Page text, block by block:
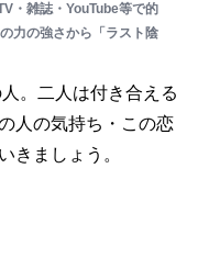
・雑誌・YouTube等で的
力の強さから「ラスト陰
。二人は付き合える
人の気持ち・この恋
きましょう。